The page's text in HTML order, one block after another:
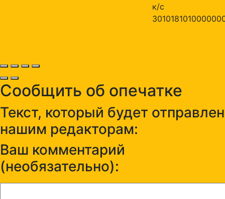
к/с
Сообщить об опечатке
Текст, который будет отправлен
нашим редакторам:
Ваш комментарий
(необязательно):